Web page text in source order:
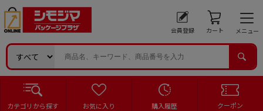
会員登録 カート メニュー
カテゴリから探す お気に入り 購入履歴 クーポン